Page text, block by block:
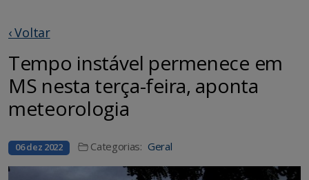
‹ Voltar
Tempo instável permenece em
MS nesta terça-feira, aponta
meteorologia
06 dez 2022 Categorias: Geral